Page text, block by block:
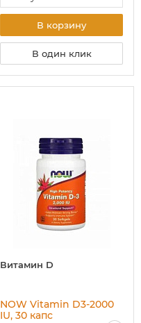
В корзину
В один клик
Витамин D
NOW Vitamin D3-2000
IU, 30 капс